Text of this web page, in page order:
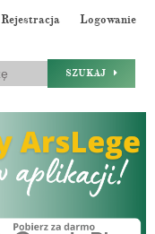
Rejestracja Logowanie
SZUKAJ